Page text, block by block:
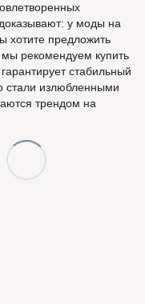
у моды на
хотите предложить
рекомендуем купить
стабильный
стали излюбленными
трендом на